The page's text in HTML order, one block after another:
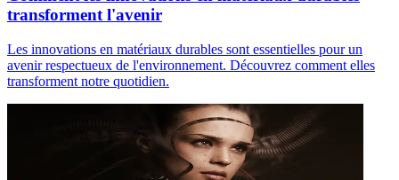
transforment l'avenir
Les innovations en matériaux durables sont essentielles pour un
avenir respectueux de l'environnement. Découvrez comment elles
transforment notre quotidien.